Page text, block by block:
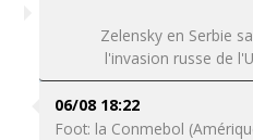
Zelensky en Serbie
l'invasion russe de
06/08 18:22
Foot: la Conmebol